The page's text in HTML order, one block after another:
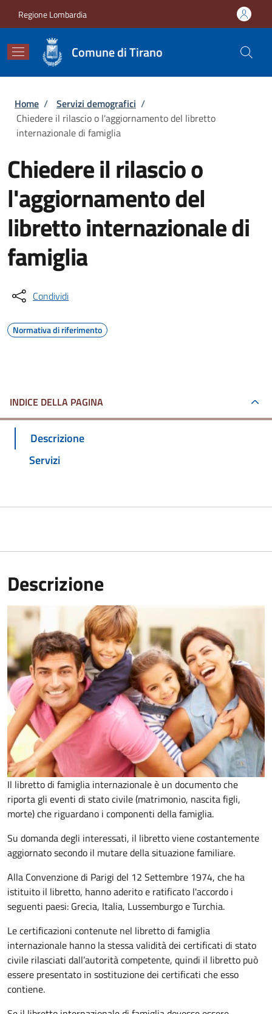
Regione Lombardia
Comune di Tirano
Briciole di pane
Home / Servizi demografici /
Chiedere il rilascio o l'aggiornamento del libretto
internazionale di famiglia
Chiedere il rilascio o
l'aggiornamento del
libretto internazionale di
famiglia
Condividi
Normativa di riferimento
INDICE DELLA PAGINA
Descrizione
Servizi
Descrizione
Il libretto di famiglia internazionale è un documento che
riporta gli eventi di stato civile (matrimonio, nascita figli,
morte) che riguardano i componenti della famiglia.
Su domanda degli interessati, il libretto viene costantemente
aggiornato secondo il mutare della situazione familiare.
Alla Convenzione di Parigi del 12 Settembre 1974, che ha
istituito il libretto, hanno aderito e ratificato l'accordo i
seguenti paesi: Grecia, Italia, Lussemburgo e Turchia.
Le certificazioni contenute nel libretto di famiglia
internazionale hanno la stessa validità dei certificati di stato
civile rilasciati dall’autorità competente, quindi il libretto può
essere presentato in sostituzione dei certificati che esso
contiene.